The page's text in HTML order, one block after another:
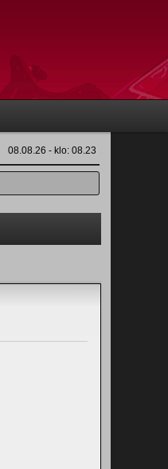
08.08.26 - klo: 08.23